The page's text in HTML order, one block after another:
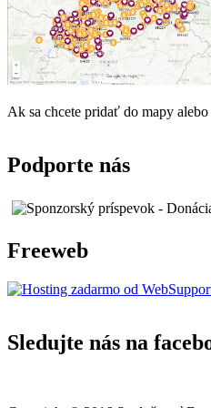
Ak sa chcete pridať do mapy
Podporte nás
Freeweb
Sledujte nás na